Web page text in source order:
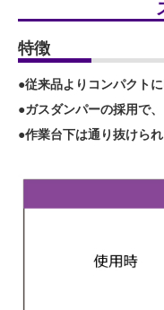
特徴
●従来品よりコンパクト
●ガスダンパーの採用で
●作業台下は通り抜けられ